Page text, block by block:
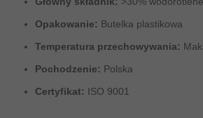
Opakowanie: Butelka plastikowa
Temperatura przechowywania:
Pochodzenie: Polska
Certyfikat: ISO 9001